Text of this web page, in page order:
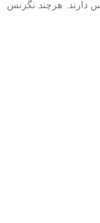
دارند. هرچند نگزنس